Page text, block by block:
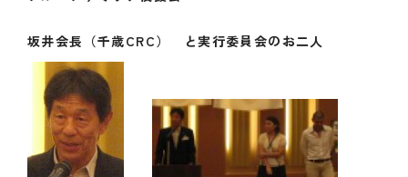
例会報告
活動報告
理事会報告
スケジュール
年間プログラム
坂井会長（千歳CRC） と実行委員会のお二人